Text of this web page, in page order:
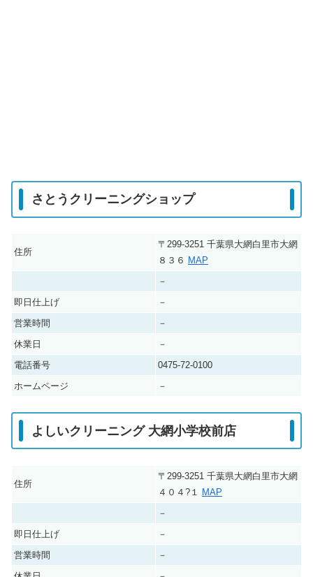
さとうクリーニングショップ
住所
〒299-3251 千葉県大網白里市大網
８３６ MAP
－
即日仕上げ
－
営業時間
－
休業日
－
電話番号
0475-72-0100
ホームページ
－
よしいクリーニング 大網小学校前店
住所
〒299-3251 千葉県大網白里市大網
４０４?１
MAP
－
即日仕上げ
－
営業時間
－